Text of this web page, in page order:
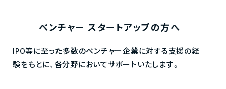
ベンチャー スタートアップの方へ
IPO等に至った多数のベンチャー企業に対する支援の経
験をもとに、各分野においてサポートいたします。